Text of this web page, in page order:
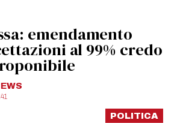
emendamento
al 99% credo
POLITICA